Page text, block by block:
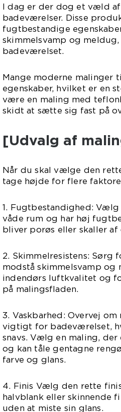
I dag er der dog et væld
badeværelser. Disse
fugtbestandige
skimmelsvamp og
badeværelset.
Mange moderne malinger
egenskaber, hvilket er en
være en maling med
skidt at sætte sig fast på
[Udvalg af
Når du skal vælge den
tage højde for flere
1. Fugtbestandighed:
våde rum og har høj
bliver porøs eller skaller af
2. Skimmelresistens:
modstå skimmelsvamp
indendørs luftkvalitet og
på malingsfladen.
3. Vaskbarhed: Overvej
vigtigt for badeværelset,
snavs. Vælg en maling,
og kan tåle gentagne
farve og glans.
4. Finis Vælg den rette
halvblank eller skinnende
uden at miste sin glans.